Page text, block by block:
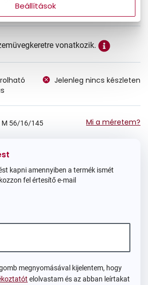
vonatkozik.
Jelenleg nincs készleten
M 56/16/145 Mi a méretem?
kapni amennyiben a termék ismét
fel értesítő e-mail
megnyomásával kijelentem, hogy
elolvastam és az abban leírtakat
Beállítások